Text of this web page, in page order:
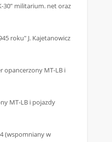
30” militarium. net oraz
roku" J. Kajetanowicz
opancerzony MT-LB i
MT-LB i pojazdy
(wspomniany w